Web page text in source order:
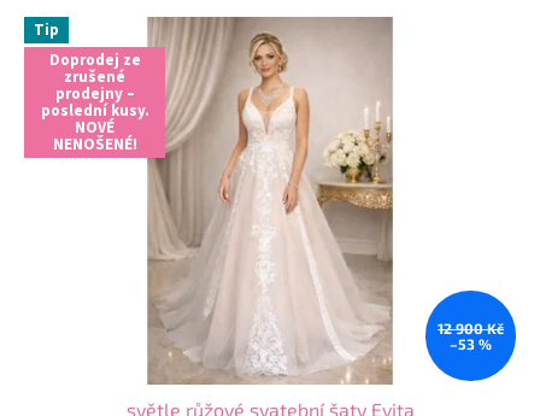
V Tip
Doprodej ze
zrušené
prodejny –
poslední kusy.
NOVÉ
NENOŠENÉ!
12 900 Kč
–53 %
světle růžové svatební šaty Evita